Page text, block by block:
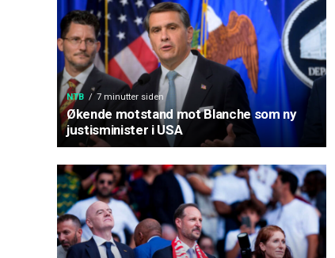
NTB 7 minutter siden
Økende motstand mot Blanche som ny
justisminister i USA